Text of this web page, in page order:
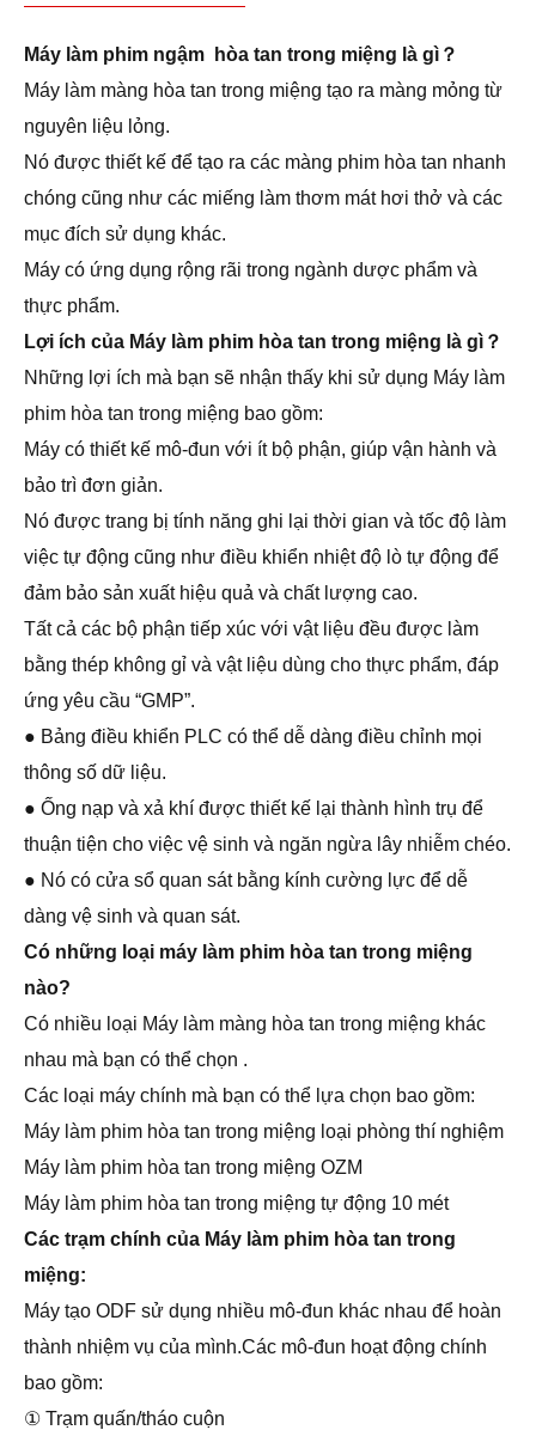
Máy làm phim ngậm hòa tan trong miệng là gì？
Máy làm màng hòa tan trong miệng tạo ra màng mỏng từ
nguyên liệu lỏng.
Nó được thiết kế để tạo ra các màng phim hòa tan nhanh
chóng cũng như các miếng làm thơm mát hơi thở và các
mục đích sử dụng khác.
Máy có ứng dụng rộng rãi trong ngành dược phẩm và
thực phẩm.
Lợi ích của Máy làm phim hòa tan trong miệng là gì？
Những lợi ích mà bạn sẽ nhận thấy khi sử dụng Máy làm
phim hòa tan trong miệng bao gồm:
Máy có thiết kế mô-đun với ít bộ phận, giúp vận hành và
bảo trì đơn giản.
Nó được trang bị tính năng ghi lại thời gian và tốc độ làm
việc tự động cũng như điều khiển nhiệt độ lò tự động để
đảm bảo sản xuất hiệu quả và chất lượng cao.
Tất cả các bộ phận tiếp xúc với vật liệu đều được làm
bằng thép không gỉ và vật liệu dùng cho thực phẩm, đáp
ứng yêu cầu “GMP”.
● Bảng điều khiển PLC có thể dễ dàng điều chỉnh mọi
thông số dữ liệu.
● Ống nạp và xả khí được thiết kế lại thành hình trụ để
thuận tiện cho việc vệ sinh và ngăn ngừa lây nhiễm chéo.
● Nó có cửa sổ quan sát bằng kính cường lực để dễ
dàng vệ sinh và quan sát.
Có những loại máy làm phim hòa tan trong miệng
nào?
Có nhiều loại Máy làm màng hòa tan trong miệng khác
nhau mà bạn có thể chọn .
Các loại máy chính mà bạn có thể lựa chọn bao gồm:
Máy làm phim hòa tan trong miệng loại phòng thí nghiệm
Máy làm phim hòa tan trong miệng OZM
Máy làm phim hòa tan trong miệng tự động 10 mét
Các trạm chính của Máy làm phim hòa tan trong
miệng:
Máy tạo ODF sử dụng nhiều mô-đun khác nhau để hoàn
thành nhiệm vụ của mình.Các mô-đun hoạt động chính
bao gồm:
① Trạm quấn/tháo cuộn